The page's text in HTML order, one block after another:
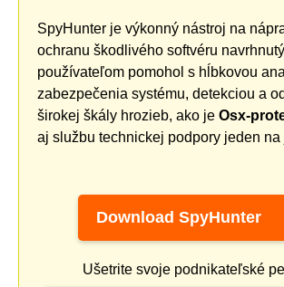
SpyHunter je výkonný nástroj na
ochranu škodlivého softvéru
používateľom pomohol s hĺbkovou
zabezpečenia systému, detekciou a
širokej škály hrozieb, ako je Osx-
aj službu technickej podpory jeden na
Download SpyHunter
Ušetrite svoje podnikateľské